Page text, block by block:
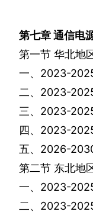
第七章通信电
第一节 华北地
一、 2023-
二、 2023-
三、 2023-
四、 2023-
五、 2026-
第二节 东北地
一、 2023-
二、 2023-